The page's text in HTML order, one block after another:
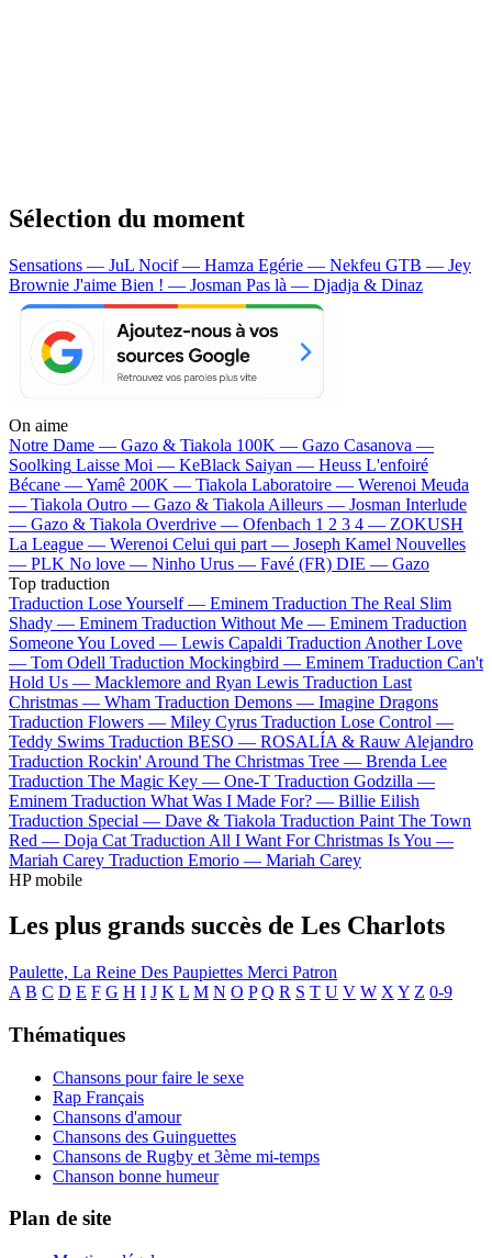
Sélection du moment
Sensations — JuL Nocif — Hamza Egérie — Nekfeu GTB — Jey
Brownie J'aime Bien ! — Josman Pas là — Djadja & Dinaz
On aime
Notre Dame — Gazo & Tiakola 100K — Gazo Casanova —
Soolking Laisse Moi — KeBlack Saiyan — Heuss L'enfoiré
Bécane —Yamê 200K — Tiakola Laboratoire — Werenoi Meuda
— Tiakola Outro — Gazo & Tiakola Ailleurs — Josman Interlude
— Gazo & Tiakola Overdrive — Ofenbach 1 2 3 4 — ZOKUSH
La League — Werenoi Celui qui part — Joseph Kamel Nouvelles
— PLK No love — Ninho Urus — Favé (FR) DIE — Gazo
Top traduction
Traduction Lose Yourself — Eminem Traduction The Real Slim
Shady — Eminem Traduction Without Me — Eminem Traduction
Someone You Loved — Lewis Capaldi Traduction Another Love
— Tom Odell Traduction Mockingbird — Eminem Traduction Can't
Hold Us — Macklemore and Ryan Lewis Traduction Last
Christmas — Wham Traduction Demons — Imagine Dragons
Traduction Flowers — Miley Cyrus Traduction Lose Control —
Teddy Swims Traduction BESO — ROSALÍA & Rauw Alejandro
Traduction Rockin' Around The Christmas Tree — Brenda Lee
Traduction The Magic Key — One-T Traduction Godzilla —
Eminem Traduction What Was I Made For? — Billie Eilish
Traduction Special — Dave & Tiakola Traduction Paint The Town
Red — Doja Cat Traduction All I Want For Christmas Is You —
Mariah Carey Traduction Emorio — Mariah Carey
HP mobile
Les plus grands succès de Les Charlots
Paulette, La Reine Des Paupiettes Merci Patron
A B C D E F G H I J K L M N O P Q R S T U V W X Y Z 0-9
Thématiques
Chansons pour faire le sexe
Rap Français
Chansons d'amour
Chansons des Guinguettes
Chansons de Rugby et 3ème mi-temps
Chanson bonne humeur
Plan de site